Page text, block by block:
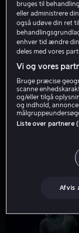
Fra 49 kr
bruges til
eller administrere
også udøve din ret
enhver tid ændre
deles med vores
Vi og vores
Bruge præcise
scanne
og/eller tilgå
og indhold,
Liste over partnere
Afvis